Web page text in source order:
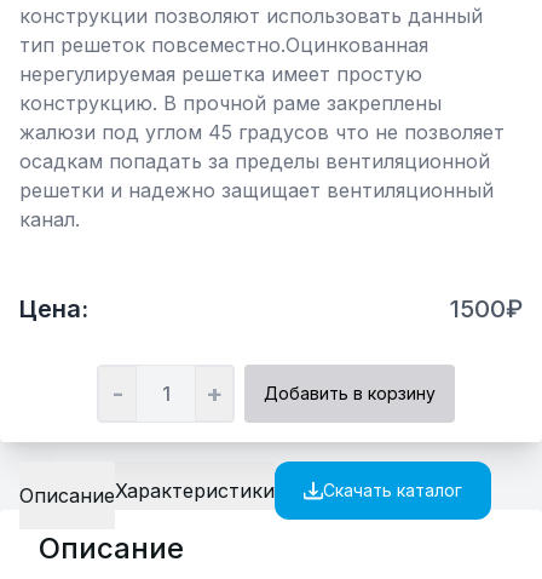
конструкции позволяют использовать данный
тип решеток повсеместно.Оцинкованная
нерегулируемая решетка имеет простую
конструкцию. В прочной раме закреплены
жалюзи под углом 45 градусов что не позволяет
осадкам попадать за пределы вентиляционной
решетки и надежно защищает вентиляционный
канал.
Цена: 1500₽
- + Добавить в корзину
ОписаниеХарактеристики Скачать каталог
Описание